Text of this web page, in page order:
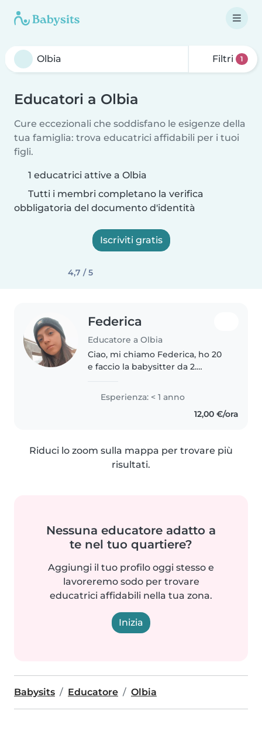
Filtri 1
Educatori a Olbia
Cure eccezionali che soddisfano le esigenze della
tua famiglia: trova educatrici affidabili per i tuoi
figli.
1 educatrici attive a Olbia
Tutti i membri completano la verifica
obbligatoria del documento d'identità
Iscriviti gratis
4,7 / 5
Federica
Educatore a Olbia
Ciao, mi chiamo Federica, ho 20
e faccio la babysitter da 2.
8 anni e uno di 4. Sono creativa e
vivace, ho sempre il sorriso e
Esperienza: < 1 anno
12,00 €/ora
Riduci lo zoom sulla mappa per trovare più
risultati.
Nessuna educatore adatto a
te nel tuo quartiere?
Aggiungi il tuo profilo oggi stesso e
lavoreremo sodo per trovare
educatrici affidabili nella tua zona.
Inizia
Babysits Educatore Olbia